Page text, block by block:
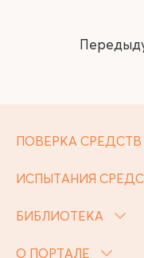
ПОВЕРКА
ИСПЫТАНИЯ
БИБЛИОТЕКА
О ПОРТАЛЕ